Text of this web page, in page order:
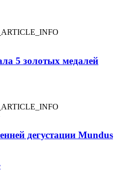
5 золотых медалей
дегустации Mundus